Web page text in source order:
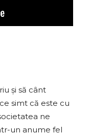
și să cânt
simt că este cu
ne
un anume fel